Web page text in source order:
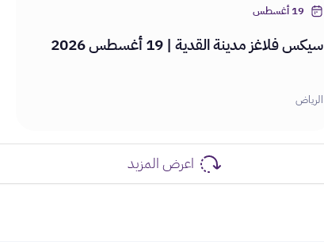
19 أغسطس
سيكس فلاغز مدينة القدية | 19 أغسطس 2026
الرياض
اعرض المزيد